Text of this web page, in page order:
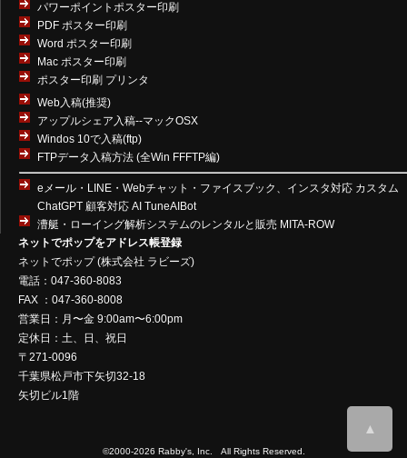
▲
パワーポイントポスター印刷
PDF ポスター印刷
Word ポスター印刷
Mac ポスター印刷
ポスター印刷 プリンタ
Web入稿(推奨)
アップルシェア入稿--マックOSX
Windos 10で入稿(ftp)
FTPデータ入稿方法 (全Win FFFTP編)
eメール・LINE・Webチャット・ファイスブック、インスタ対応 カスタム
ChatGPT 顧客対応 AI TuneAIBot
漕艇・ローイング解析システムのレンタルと販売 MITA-ROW
ネットでポップをアドレス帳登録
ネットでポップ(株式会社 ラビーズ)
電話：047-360-8083
FAX ：047-360-8008
営業日：月〜金 9:00am〜6:00pm
定休日：土、日、祝日
〒271-0096
千葉県松戸市下矢切32-18
矢切ビル1階
©2000-2026 Rabby's, Inc. All Rights Reserved.